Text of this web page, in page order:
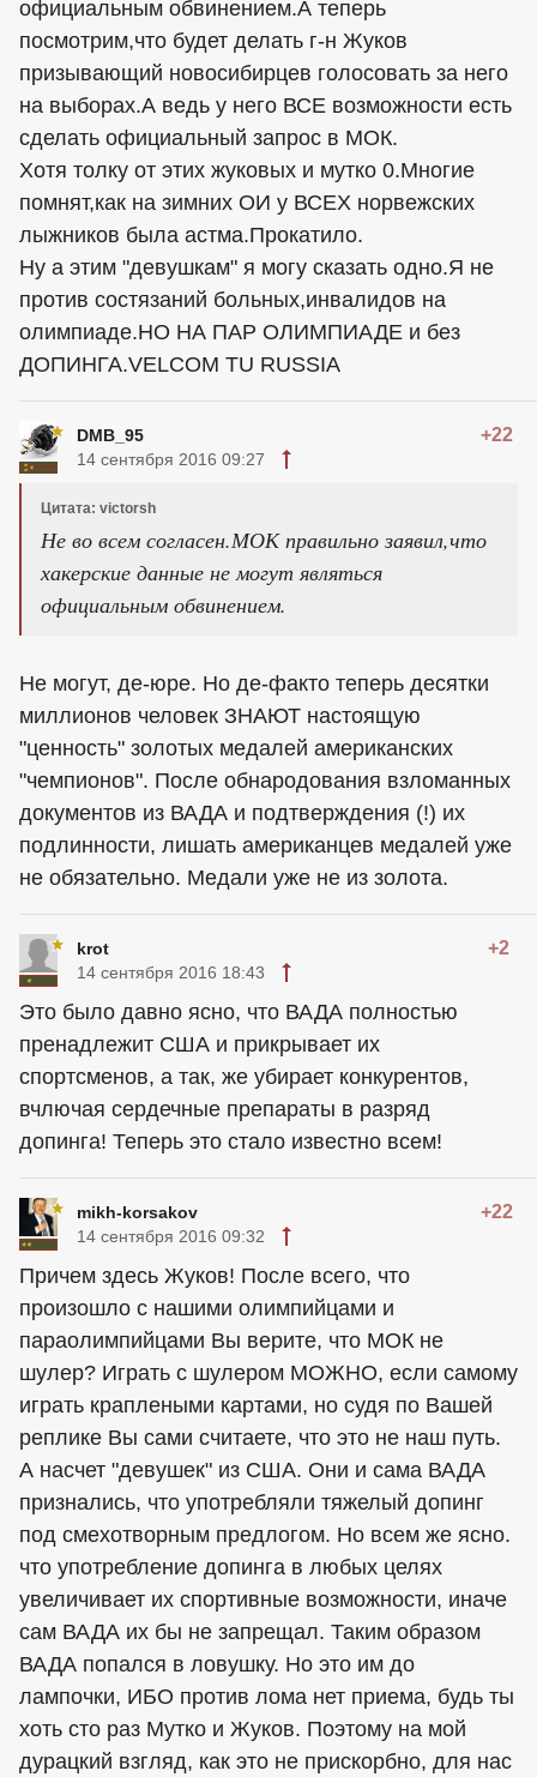
официальным обвинением.А теперь
посмотрим,что будет делать г-н Жуков
призывающий новосибирцев голосовать за него
на выборах.А ведь у него ВСЕ возможности есть
сделать официальный запрос в МОК.
Хотя толку от этих жуковых и мутко 0.Многие
помнят,как на зимних ОИ у ВСЕХ норвежских
лыжников была астма.Прокатило.
Ну а этим "девушкам" я могу сказать одно.Я не
против состязаний больных,инвалидов на
олимпиаде.НО НА ПАР ОЛИМПИАДЕ и без
ДОПИНГА.VELCOM TU RUSSIA
DMB_95 +22
14 сентября 2016 09:27
Цитата: victorsh
Не во всем согласен.МОК правильно заявил,что
хакерские данные не могут являться
официальным обвинением.
Не могут, де-юре. Но де-факто теперь десятки
миллионов человек ЗНАЮТ настоящую
"ценность" золотых медалей американских
"чемпионов". После обнародования взломанных
документов из ВАДА и подтверждения (!) их
подлинности, лишать американцев медалей уже
не обязательно. Медали уже не из золота.
krot +2
14 сентября 2016 18:43
Это было давно ясно, что ВАДА полностью
пренадлежит США и прикрывает их
спортсменов, а так, же убирает конкурентов,
вчлючая сердечные препараты в разряд
допинга! Теперь это стало известно всем!
mikh-korsakov +22
14 сентября 2016 09:32
Причем здесь Жуков! После всего, что
произошло с нашими олимпийцами и
параолимпийцами Вы верите, что МОК не
шулер? Играть с шулером МОЖНО, если самому
играть краплеными картами, но судя по Вашей
реплике Вы сами считаете, что это не наш путь.
А насчет "девушек" из США. Они и сама ВАДА
признались, что употребляли тяжелый допинг
под смехотворным предлогом. Но всем же ясно.
что употребление допинга в любых целях
увеличивает их спортивные возможности, иначе
сам ВАДА их бы не запрещал. Таким образом
ВАДА попался в ловушку. Но это им до
лампочки, ИБО против лома нет приема, будь ты
хоть сто раз Мутко и Жуков. Поэтому на мой
дурацкий взгляд, как это не прискорбно, для нас